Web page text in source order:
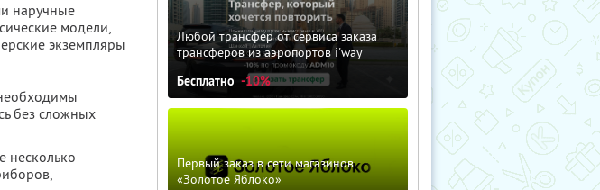
наручные
модели,
экземпляры
без сложных
несколько
Любой трансфер от сервиса заказа
трансферов из аэропортов i'way
Бесплатно -10%
Первый заказ в сети магазинов
«Золотое Яблоко»